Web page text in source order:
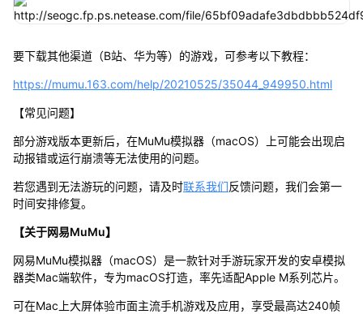
要下载其他渠道（B站、华为等）的游戏，可参考以下教程：
https://mumu.163.com/help/20210525/35044_949950.html
【常见问题】
部分游戏版本更新后，在MuMu模拟器（macOS）上可能会出现启
动报错或运行崩溃等无法使用的问题。
若您遇到无法游玩的问题，请及时联系我们反馈问题，我们会第一
时间安排修复。
【关于网易MuMu】
网易MuMu模拟器（macOS）是一款针对手游玩家开发的安卓模拟
器类Mac端软件，专为macOS打造，率先适配Apple M系列芯片。
可在Mac上大屏体验市面主流手机游戏及应用，享受最高达240帧